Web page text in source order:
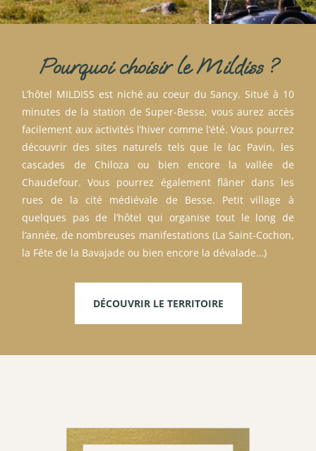
Pourquoi choisir le Mildiss ?
L’hôtel MILDISS est niché au coeur du Sancy. Situé à 10
minutes de la station de Super-Besse, vous aurez accès
facilement aux activités l’hiver comme l’été. Vous pourrez
découvrir des sites naturels tels que le lac Pavin, les
cascades de Chiloza ou bien encore la vallée de
Chaudefour. Vous pourrez également flâner dans les
rues de la cité médiévale de Besse. Petit village à
quelques pas de l’hôtel qui organise tout le long de
l’année, de nombreuses manifestations (La Saint-Cochon,
la Fête de la Bavajade ou bien encore la dévalade…)
DÉCOUVRIR LE TERRITOIRE